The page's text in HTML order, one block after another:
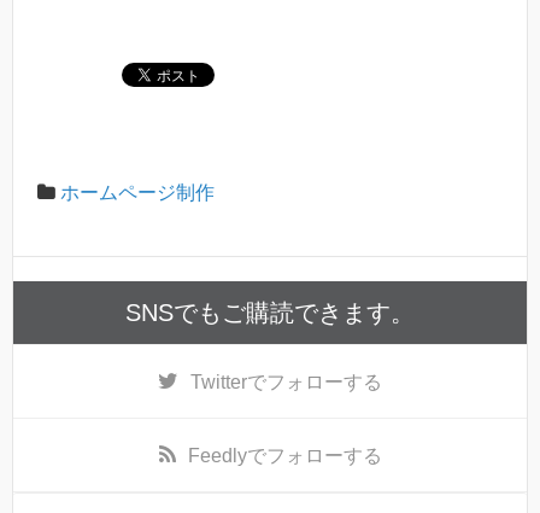
ホームページ制作
SNSでもご購読できます。
Twitterでフォローする
Feedlyでフォローする